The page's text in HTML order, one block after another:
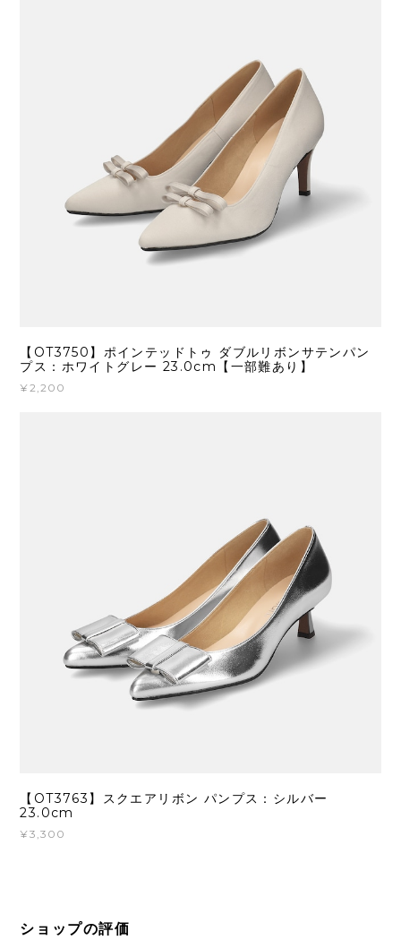
【OT3750】ポインテッドトゥ ダブルリボンサテンパン
プス：ホワイトグレー 23.0cm【一部難あり】
¥2,200
【OT3763】スクエアリボン パンプス：シルバー
23.0cm
¥3,300
ショップの評価